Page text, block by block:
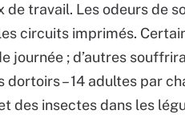
travail. Les odeurs de
circuits imprimés.
journée ; d’autres
– 14 adultes par
des insectes dans les